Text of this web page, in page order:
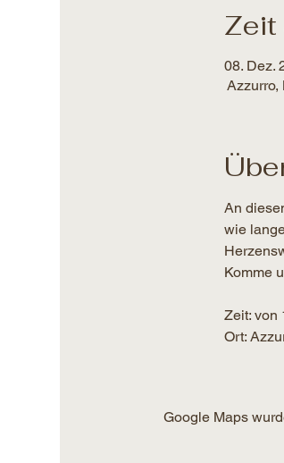
Zeit
08. Dez.
Azzurro,
An
wie
Komme
Zeit: von
Ort:
Google Maps